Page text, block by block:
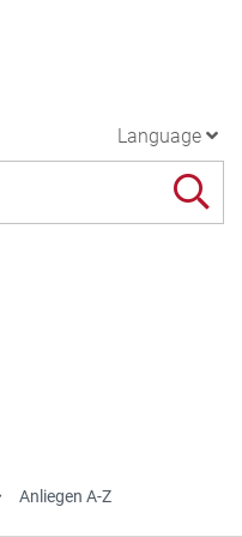
Language
Anliegen A-Z